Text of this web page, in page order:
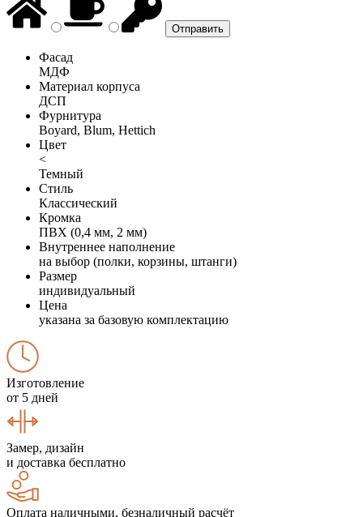
Фасад
МДФ
Материал корпуса
ДСП
Фурнитура
Boyard, Blum, Hettich
Цвет
<
Темный
Стиль
Классический
Кромка
ПВХ (0,4 мм, 2 мм)
Внутреннее наполнение
на выбор (полки, корзины, штанги)
Размер
индивидуальный
Цена
указана за базовую комплектацию
Изготовление
от 5 дней
Замер, дизайн
и доставка бесплатно
Оплата наличными, безналичный расчёт